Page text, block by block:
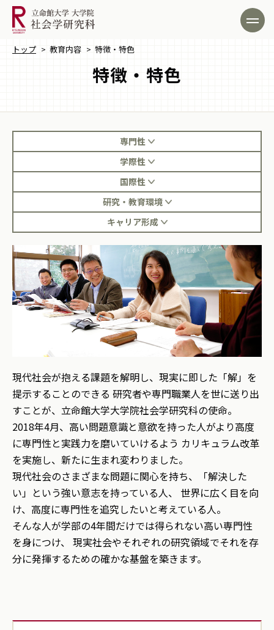
トップ > 教育内容 > 特徴・特色
特徴・特色
専門性
学際性
国際性
研究・教育環境
キャリア形成
現代社会が抱える課題を解明し、現実に即した「解」を
提示することのできる 研究者や専門職業人を世に送り出
すことが、立命館大学大学院社会学研究科の使命。
2018年4月、高い問題意識と意欲を持った人がより高度
に専門性と実践力を磨いていけるよう カリキュラム改革
を実施し、新たに生まれ変わりました。
現代社会のさまざまな問題に関心を持ち、「解決した
い」という強い意志を持っている人、
世界に広く目を向
け、高度に専門性を追究したいと考えている人。
そんな人が学部の4年間だけでは得られない高い専門性
を身につけ、 現実社会やそれぞれの研究領域でそれを存
分に発揮するための確かな基盤を築きます。